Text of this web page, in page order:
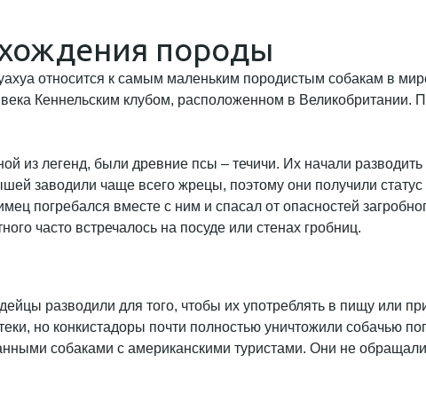
породы
относится к самым маленьким породистым собакам в
Кеннельским клубом, расположенном в Великобритании.
из легенд, были древние псы – течичи. Их начали
заводили чаще всего жрецы, поэтому они получили статус
погребался вместе с ним и спасал от опасностей
часто встречалось на посуде или стенах гробниц.
разводили для того, чтобы их употреблять в пищу или
но конкистадоры почти полностью уничтожили собачью
собаками с американскими туристами. Они не